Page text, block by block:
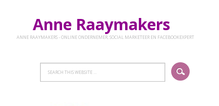
Anne Raaymakers
ANNE RAAYMAKERS - ONLINE ONDERNEMER, SOCIAL MARKETEER EN FACEBOOKEXPERT